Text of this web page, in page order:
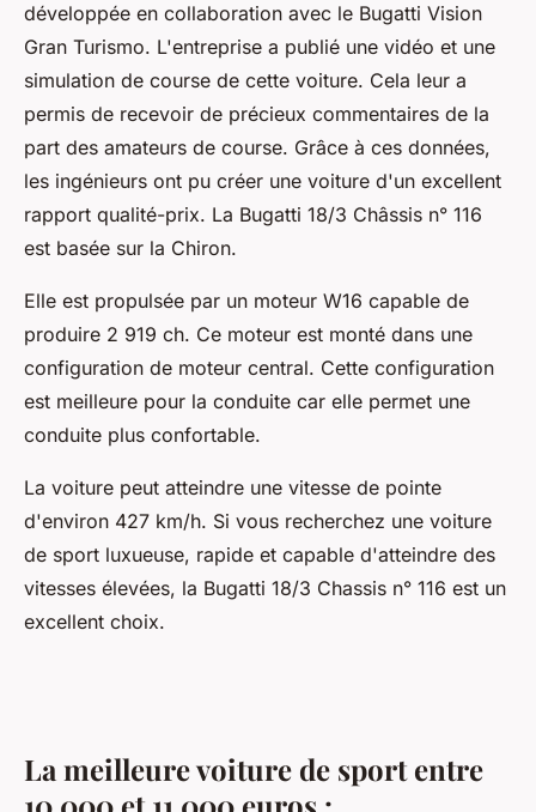
développée en collaboration avec le Bugatti Vision
Gran Turismo. L'entreprise a publié une vidéo et une
simulation de course de cette voiture. Cela leur a
permis de recevoir de précieux commentaires de la
part des amateurs de course. Grâce à ces données,
les ingénieurs ont pu créer une voiture d'un excellent
rapport qualité-prix. La Bugatti 18/3 Châssis n° 116
est basée sur la Chiron.
Elle est propulsée par un moteur W16 capable de
produire 2 919 ch. Ce moteur est monté dans une
configuration de moteur central. Cette configuration
est meilleure pour la conduite car elle permet une
conduite plus confortable.
La voiture peut atteindre une vitesse de pointe
d'environ 427 km/h. Si vous recherchez une voiture
de sport luxueuse, rapide et capable d'atteindre des
vitesses élevées, la Bugatti 18/3 Chassis n° 116 est un
excellent choix.
La meilleure voiture de sport entre